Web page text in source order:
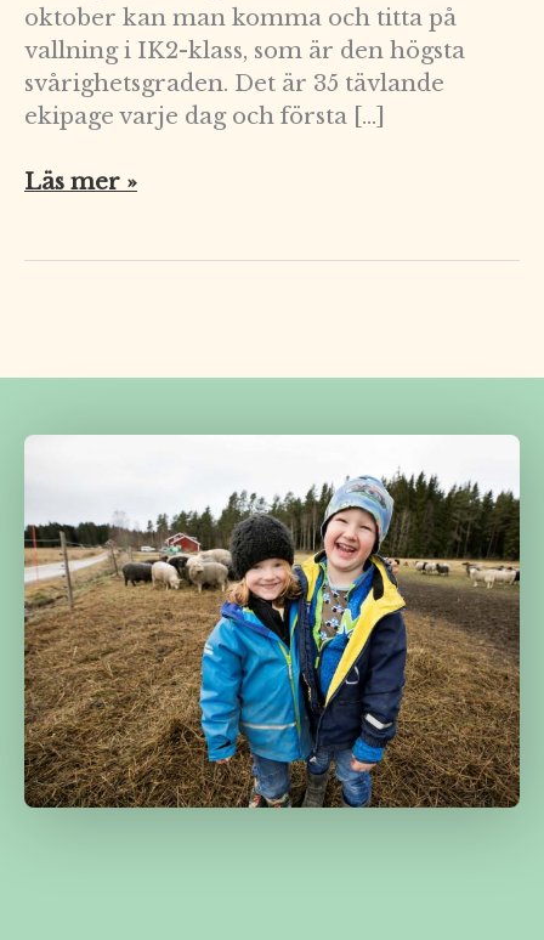
oktober kan man komma och titta på
vallning i IK2-klass, som är den högsta
svårighetsgraden. Det är 35 tävlande
ekipage varje dag och första […]
Läs mer »